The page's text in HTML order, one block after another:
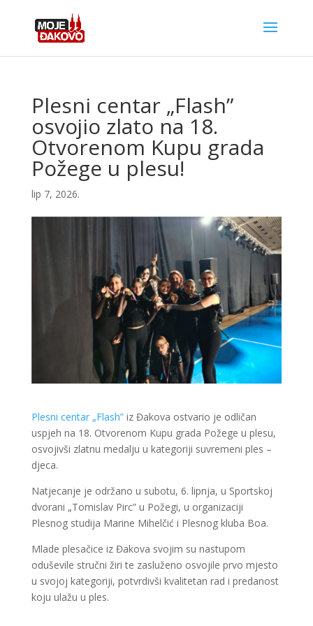
Plesni centar „Flash”
osvojio zlato na 18.
Otvorenom Kupu grada
Požege u plesu!
lip 7, 2026.
Plesni centar „Flash”iz Đakova ostvario je odličan
uspjeh na 18. Otvorenom Kupu grada Požege u plesu,
osvojivši zlatnu medalju u kategoriji suvremeni ples –
djeca.
Natjecanje je održano u subotu, 6. lipnja, u Sportskoj
dvorani „Tomislav Pirc” u Požegi, u organizaciji
Plesnog studija Marine Mihelčić i Plesnog kluba Boa.
Mlade plesačice iz Đakova svojim su nastupom
oduševile stručni žiri te zasluženo osvojile prvo mjesto
u svojoj kategoriji, potvrdivši kvalitetan rad i predanost
koju ulažu u ples.